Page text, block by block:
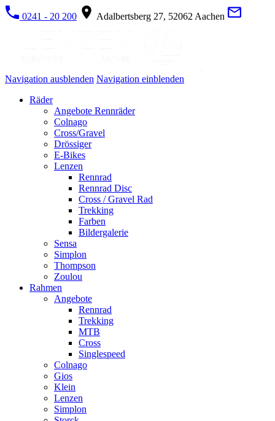
0241 - 20 200 Adalbertsberg 27, 52062 Aachen
Navigation ausblenden Navigation einblenden
Räder
Angebote Rennräder
Colnago
Cross/Gravel
Drössiger
E-Bikes
Lenzen
Rennrad
Rennrad Disc
Cross / Gravel Rad
Trekking
Farben
Bildergalerie
Sensa
Simplon
Thompson
Zoulou
Rahmen
Angebote
Rennrad
Trekking
MTB
Cross
Singlespeed
Colnago
Gios
Klein
Lenzen
Simplon